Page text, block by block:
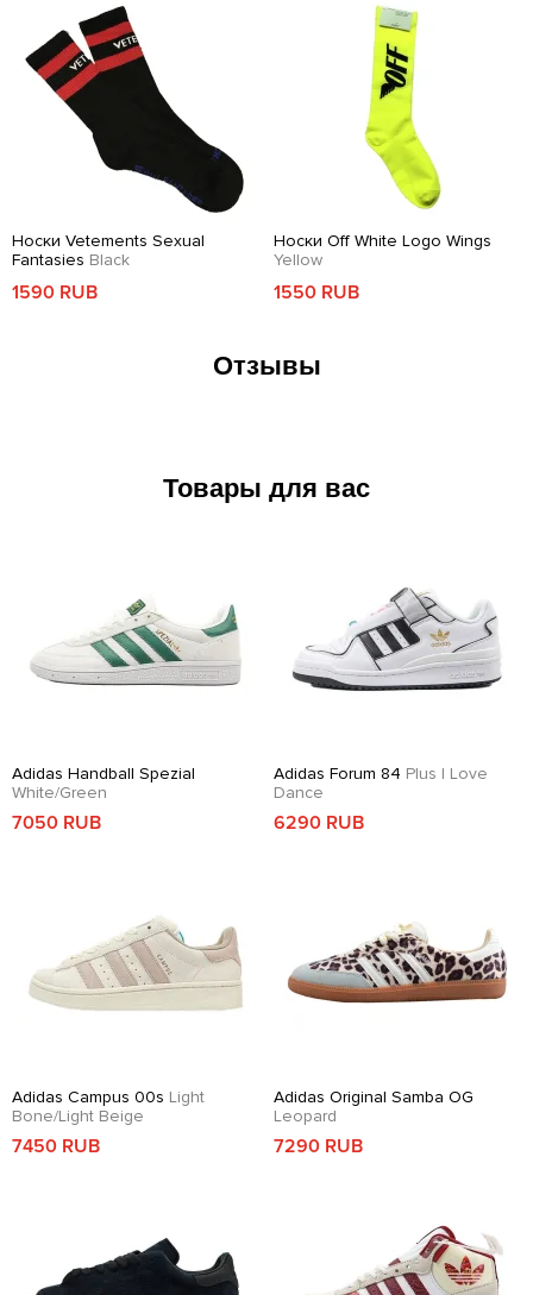
Носки Vetements Sexual
Fantasies Black
1590 RUB
Носки Off White Logo Wings
Yellow
1550 RUB
Отзывы
Товары для вас
Adidas Handball Spezial
White/Green
7050 RUB
Adidas Forum 84 Plus I Love
Dance
6290 RUB
Adidas Campus 00s Light
Bone/Light Beige
7450 RUB
Adidas Original Samba OG
Leopard
7290 RUB